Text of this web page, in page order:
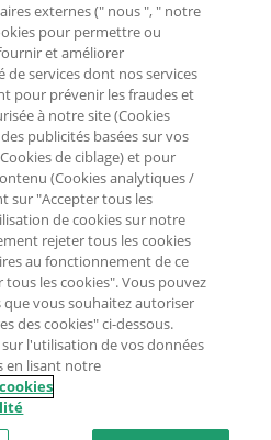
externes (" nous ", " notre
pour permettre ou
et améliorer
services dont nos services
pour prévenir les fraudes et
à notre site (Cookies
publicités basées sur vos
de ciblage) et pour
(Cookies analytiques /
sur "Accepter tous les
de cookies sur notre
rejeter tous les cookies
au fonctionnement de ce
les cookies". Vous pouvez
vous souhaitez autoriser
des cookies" ci-dessous.
l'utilisation de vos données
en lisant notre